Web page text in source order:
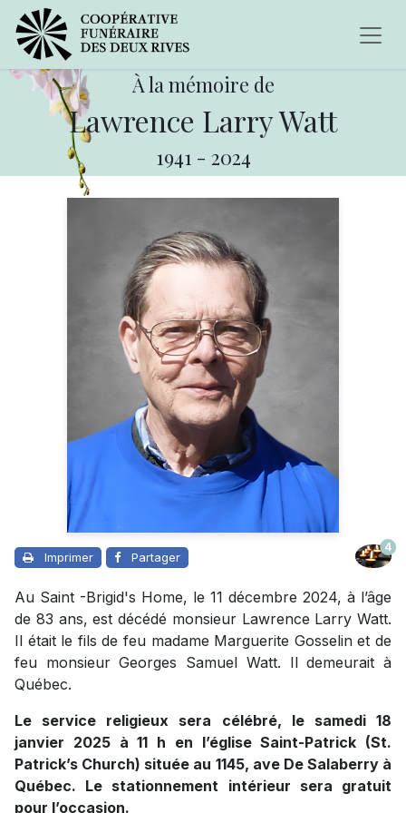
À la mémoire de
Lawrence Larry Watt
1941 - 2024
Imprimer Partager
4
Au Saint -Brigid's Home, le 11 décembre 2024, à l’âge
de 83 ans, est décédé monsieur Lawrence Larry Watt.
Il était le fils de feu madame Marguerite Gosselin et de
feu monsieur Georges Samuel Watt. Il demeurait à
Québec.
Le service religieux sera célébré, le samedi 18
janvier 2025 à 11 h en l’église Saint-Patrick (St.
Patrick’s Church) située au 1145, ave De Salaberry à
Québec. Le stationnement intérieur sera gratuit
pour l’occasion.